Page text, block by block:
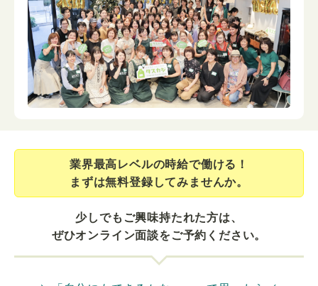
業界最⾼レベルの時給で働ける！
まずは無料登録してみませんか。
少しでもご興味持たれた方は、
ぜひオンライン面談をご予約ください。